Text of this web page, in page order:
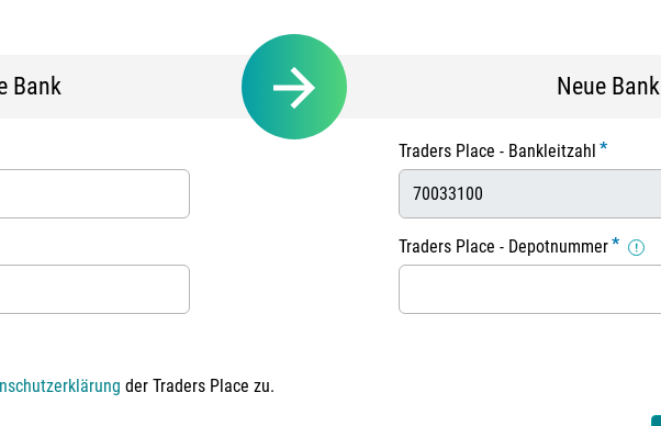
Bank Neue Bank
Traders Place - Bankleitzahl
Traders Place - Depotnummer
der Traders Place zu.